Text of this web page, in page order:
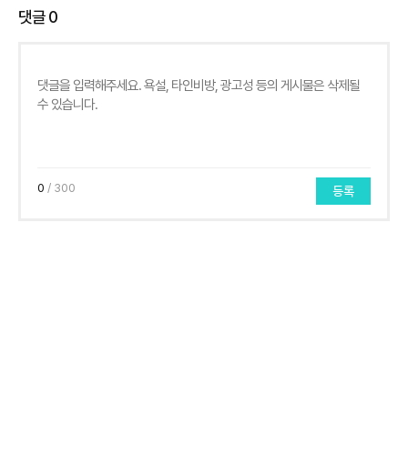
댓글0
0 / 300 등록